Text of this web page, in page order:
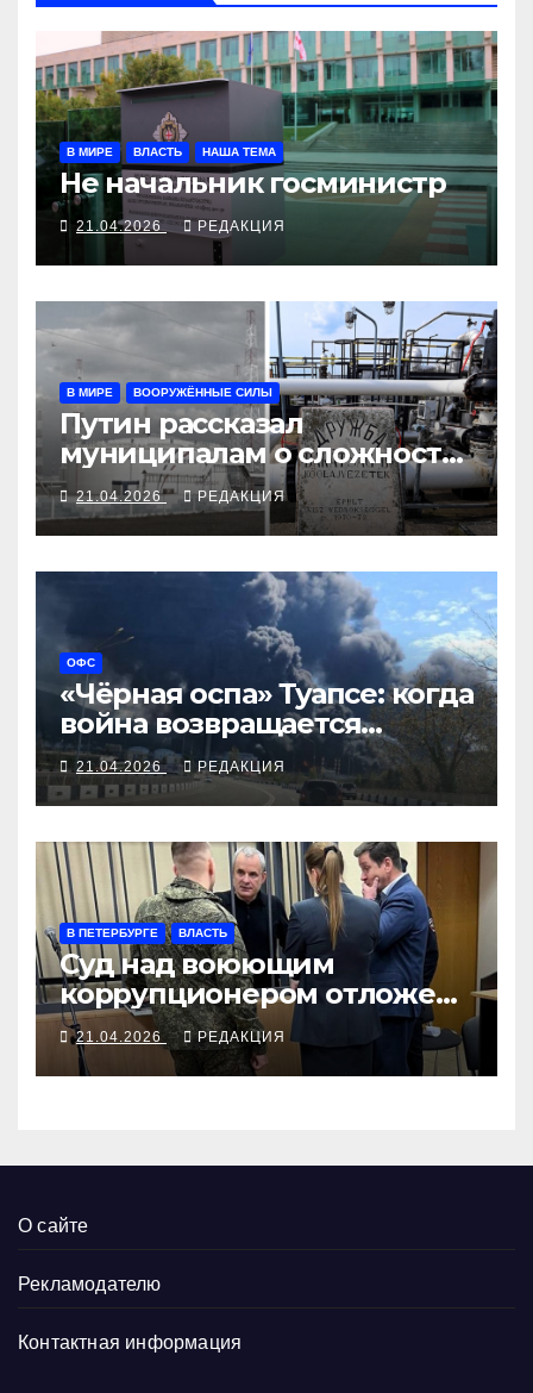
В МИРЕ ВЛАСТЬ НАША ТЕМА
Не начальник госминистр
21.04.2026 РЕДАКЦИЯ
В МИРЕ ВООРУЖЁННЫЕ СИЛЫ
Путин рассказал
муниципалам о сложности
и опасности боевых
действий
21.04.2026 РЕДАКЦИЯ
ОФС
«Чёрная оспа» Туапсе: когда
война возвращается
нефтяным дождём
21.04.2026 РЕДАКЦИЯ
В ПЕТЕРБУРГЕ ВЛАСТЬ
Суд над воюющим
коррупционером отложен
для поиска его медали
21.04.2026 РЕДАКЦИЯ
О сайте
Рекламодателю
Контактная информация